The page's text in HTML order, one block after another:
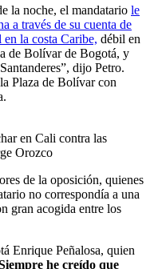
la noche, el mandatario le
a través de su cuenta de
la costa Caribe, débil en
de Bolívar de Bogotá, y
dijo Petro.
Plaza de Bolívar con
en Cali contra las
Orozco
de la oposición, quienes
no correspondía a una
gran acogida entre los
Enrique Peñalosa, quien
he creído que